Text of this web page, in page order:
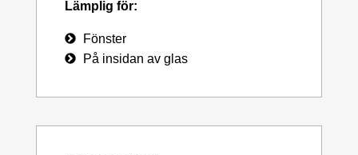
Lämplig för:
Fönster
På insidan av glas